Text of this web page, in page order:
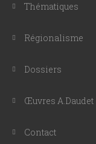
Thématiques
Régionalisme
Dossiers
Œuvres A.Daudet
Contact